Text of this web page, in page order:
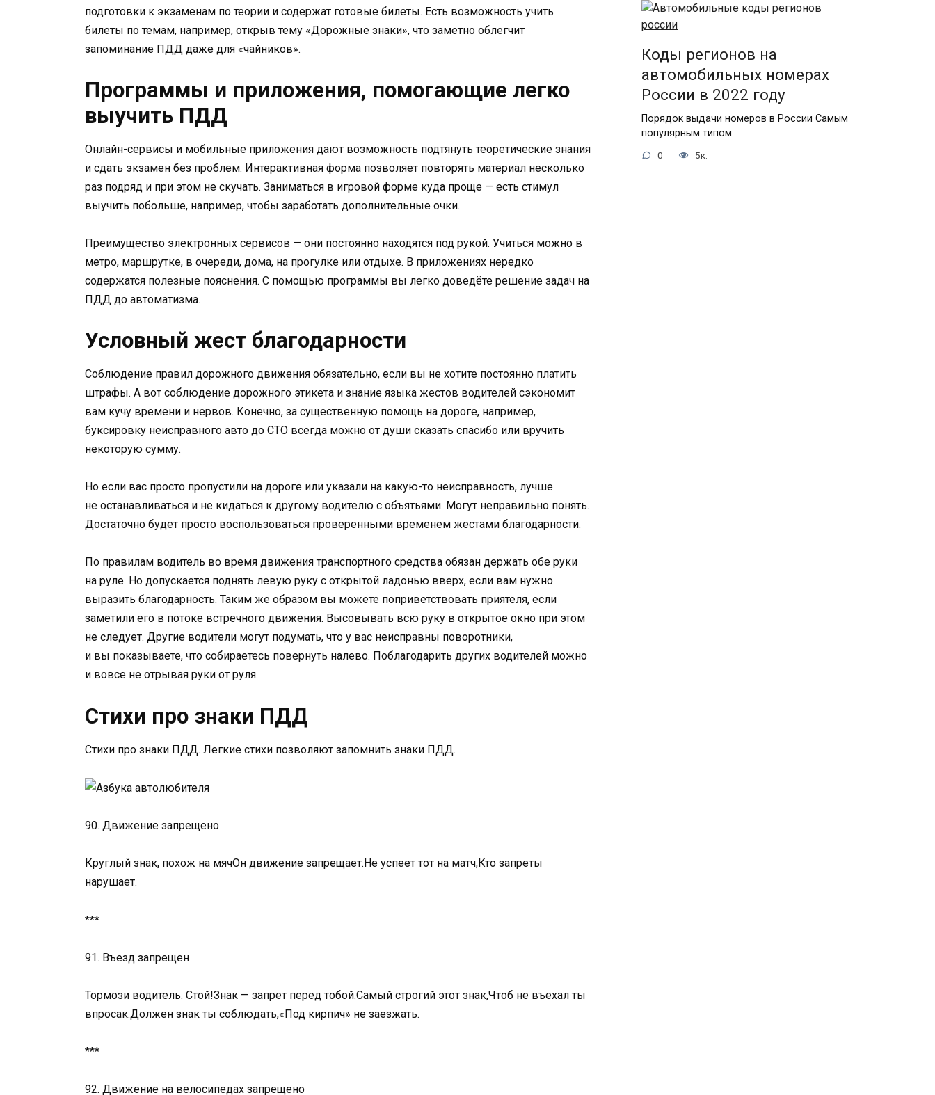
подготовки к экзаменам по теории и содержат готовые билеты. Есть возможность учить
билеты по темам, например, открыв тему «Дорожные знаки», что заметно облегчит
запоминание ПДД даже для «чайников».
Программы и приложения, помогающие легко
выучить ПДД
Онлайн-сервисы и мобильные приложения дают возможность подтянуть теоретические знания
и сдать экзамен без проблем. Интерактивная форма позволяет повторять материал несколько
раз подряд и при этом не скучать. Заниматься в игровой форме куда проще — есть стимул
выучить побольше, например, чтобы заработать дополнительные очки.
Преимущество электронных сервисов — они постоянно находятся под рукой. Учиться можно в
метро, маршрутке, в очереди, дома, на прогулке или отдыхе. В приложениях нередко
содержатся полезные пояснения. С помощью программы вы легко доведёте решение задач на
ПДД до автоматизма.
Условный жест благодарности
Соблюдение правил дорожного движения обязательно, если вы не хотите постоянно платить
штрафы. А вот соблюдение дорожного этикета и знание языка жестов водителей сэкономит
вам кучу времени и нервов. Конечно, за существенную помощь на дороге, например,
буксировку неисправного авто до СТО всегда можно от души сказать спасибо или вручить
некоторую сумму.
Но если вас просто пропустили на дороге или указали на какую-то неисправность, лучше
не останавливаться и не кидаться к другому водителю с объятьями. Могут неправильно понять.
Достаточно будет просто воспользоваться проверенными временем жестами благодарности.
По правилам водитель во время движения транспортного средства обязан держать обе руки
на руле. Но допускается поднять левую руку с открытой ладонью вверх, если вам нужно
выразить благодарность. Таким же образом вы можете поприветствовать приятеля, если
заметили его в потоке встречного движения. Высовывать всю руку в открытое окно при этом
не следует. Другие водители могут подумать, что у вас неисправны поворотники,
и вы показываете, что собираетесь повернуть налево. Поблагодарить других водителей можно
и вовсе не отрывая руки от руля.
Стихи про знаки ПДД
Стихи про знаки ПДД. Легкие стихи позволяют запомнить знаки ПДД.
90. Движение запрещено
Круглый знак, похож на мячОн движение запрещает.Не успеет тот на матч,Кто запреты
нарушает.
***
91. Въезд запрещен
Тормози водитель. Стой!Знак — запрет перед тобой.Самый строгий этот знак,Чтоб не въехал ты
впросак.Должен знак ты соблюдать,«Под кирпич» не заезжать.
***
92. Движение на велосипедах запрещено
Коды регионов на
автомобильных номерах
России в 2022 году
Порядок выдачи номеров в России Самым
популярным типом
0 5к.